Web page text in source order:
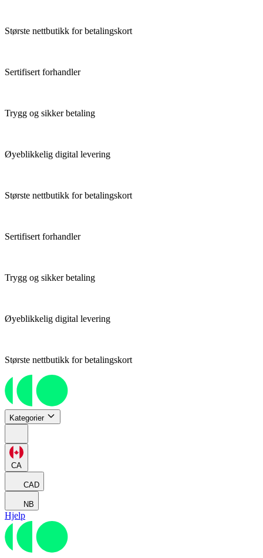
Største nettbutikk for betalingskort
Sertifisert forhandler
Trygg og sikker betaling
Øyeblikkelig digital levering
Største nettbutikk for betalingskort
Sertifisert forhandler
Trygg og sikker betaling
Øyeblikkelig digital levering
Største nettbutikk for betalingskort
Kategorier
CA
CAD
NB
Hjelp